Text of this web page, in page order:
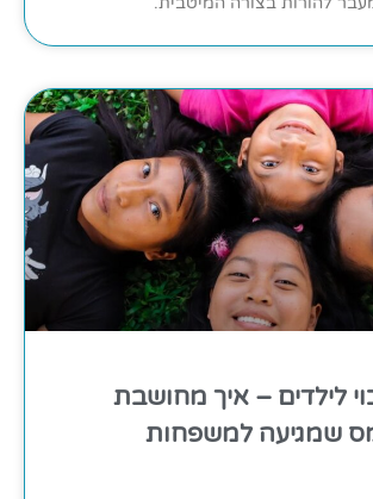
לילדים – איך מחושבת
שמגיעה למשפחות